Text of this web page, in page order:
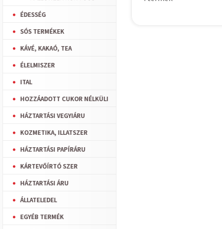
ÉDESSÉG
SÓS TERMÉKEK
KÁVÉ, KAKAÓ, TEA
ÉLELMISZER
ITAL
HOZZÁADOTT CUKOR NÉLKÜLI
HÁZTARTÁSI VEGYIÁRU
KOZMETIKA, ILLATSZER
HÁZTARTÁSI PAPÍRÁRU
KÁRTEVŐÍRTÓ SZER
HÁZTARTÁSI ÁRU
ÁLLATELEDEL
EGYÉB TERMÉK